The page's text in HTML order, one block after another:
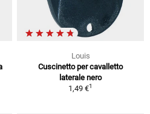
Louis
Cuscinetto per cavalletto
laterale nero
1,49 €1